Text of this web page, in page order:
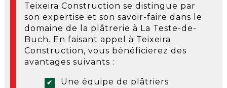
Teixeira Construction se distingue par
son expertise et son savoir-faire dans le
domaine de la plâtrerie à La Teste-de-
Buch. En faisant appel à Teixeira
Construction, vous bénéficierez des
avantages suivants :
Une équipe de plâtriers